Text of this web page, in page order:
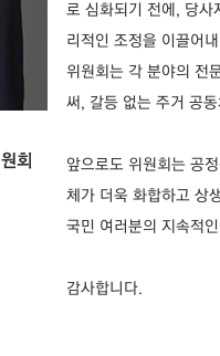
로 심화되기 전에, 당사
리적인 조정을 이끌어
위원회는 각 분야의 전
써, 갈등 없는 주거 공
앞으로도 위원회는 공
체가 더욱 화합하고 상
국민 여러분의 지속적
감사합니다.